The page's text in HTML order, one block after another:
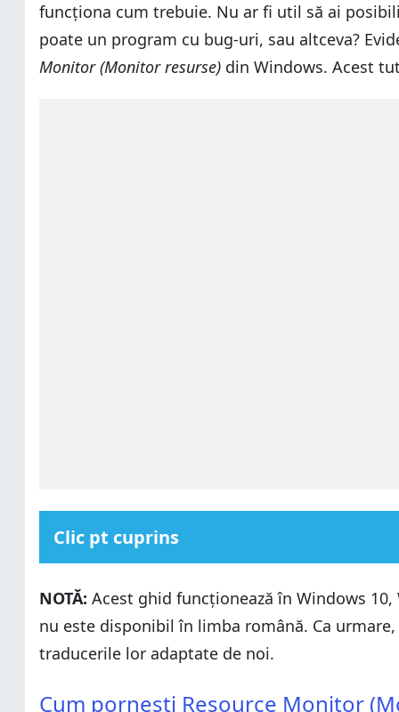
funcționa cum trebuie. Nu ar fi util să ai
poate un program cu bug-uri, sau altceva?
Monitor (Monitor resurse) din Windows. Acest
Clic pt cuprins
Resource Monitor (Monitor resurse) la prima vedere.
Cum monitorizezi utilizarea procesorului cu
Află cum folosește Windows memoria
NOTĂ: Acest ghid funcționează în Windows
nu este disponibil în limba română. Ca
traducerile lor adaptate de noi.
Cum pornești Resource Monitor